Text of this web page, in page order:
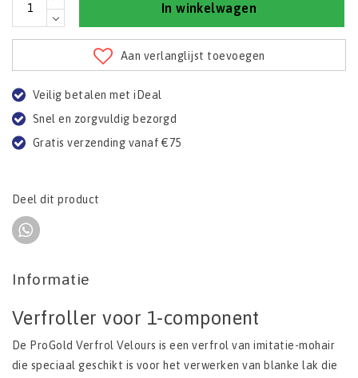
In winkelwagen
Aan verlanglijst toevoegen
Veilig betalen met iDeal
Snel en zorgvuldig bezorgd
Gratis verzending vanaf €75
Deel dit product
Informatie
Verfroller voor 1-component
De ProGold Verfrol Velours is een verfrol van imitatie-mohair
die speciaal geschikt is voor het verwerken van blanke lak die